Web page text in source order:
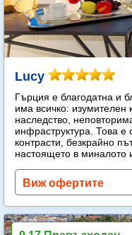
Lucy
Гърция е благодатна и
има всичко: изумителен
наследство,
инфраструктура. Това е
контрасти, безкрайно
настоящето в миналото
стъпите на гръцка
слънцето.
Виж офертите